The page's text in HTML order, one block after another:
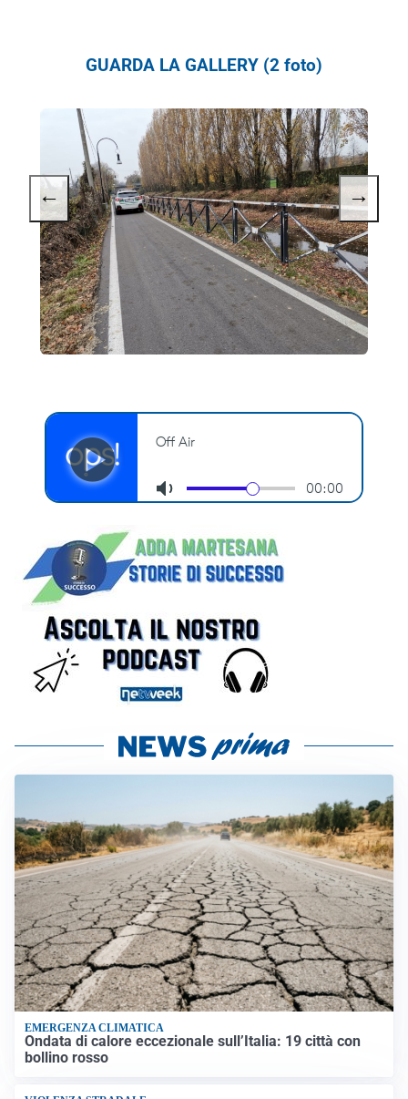
GUARDA LA GALLERY (2 foto)
← →
EMERGENZA CLIMATICA
Ondata di calore eccezionale sull’Italia: 19 città con
bollino rosso